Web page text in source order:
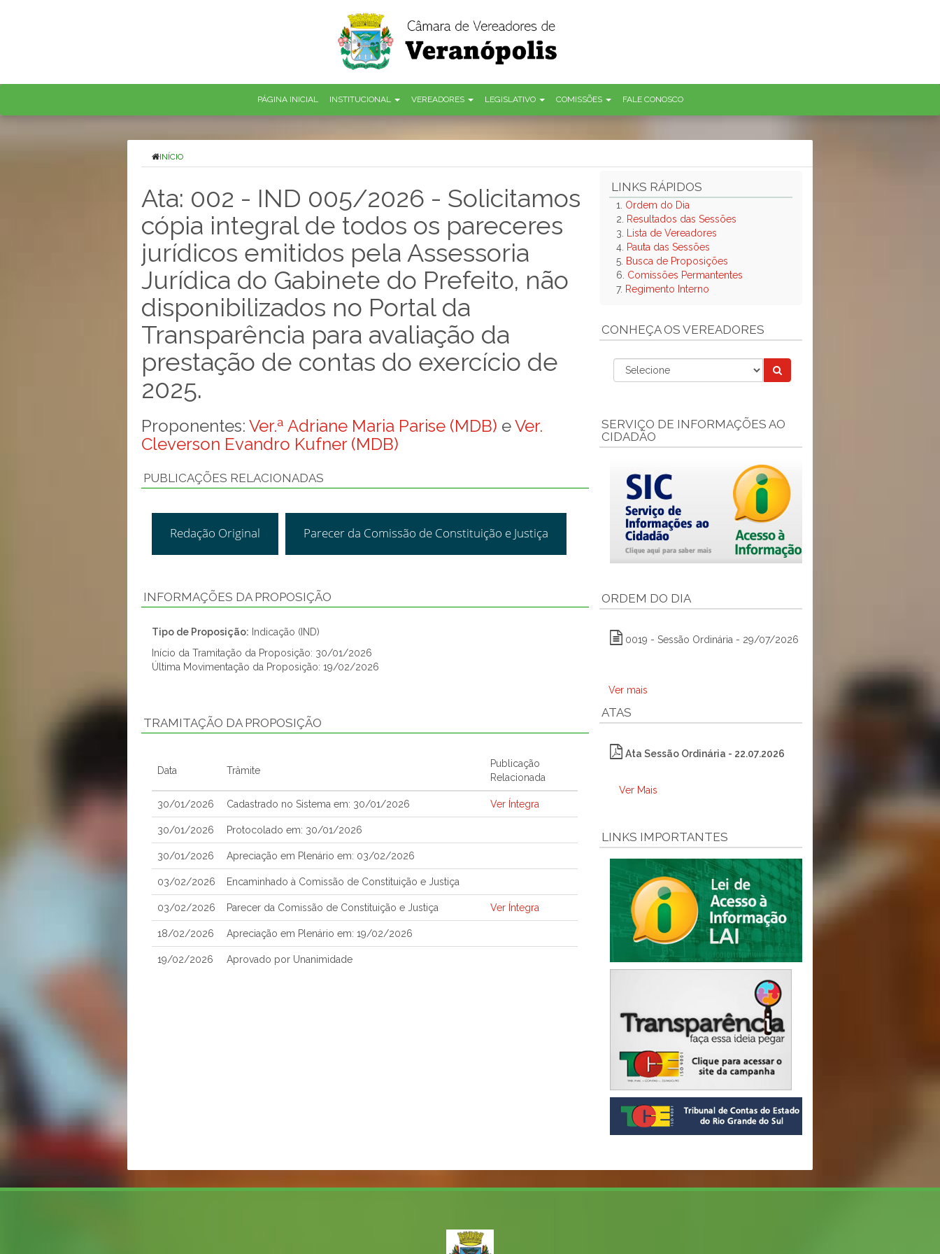
PÁGINA INICIAL INSTITUCIONAL VEREADORES LEGISLATIVO COMISSÕES FALE CONOSCO
INÍCIO
Ata: 002 - IND 005/2026 - Solicitamos
cópia integral de todos os pareceres
jurídicos emitidos pela Assessoria
Jurídica do Gabinete do Prefeito, não
disponibilizados no Portal da
Transparência para avaliação da
prestação de contas do exercício de
2025.
Proponentes: Ver.ª Adriane Maria Parise (MDB) eVer.
Cleverson Evandro Kufner (MDB)
PUBLICAÇÕES RELACIONADAS
Redação Original Parecer da Comissão de Constituição e Justiça
INFORMAÇÕES DA PROPOSIÇÃO
Tipo de Proposição: Indicação (IND)
Início da Tramitação da Proposição: 30/01/2026
Última Movimentação da Proposição: 19/02/2026
TRAMITAÇÃO DA PROPOSIÇÃO
Data Trâmite
Publicação
Relacionada
30/01/2026 Cadastrado no Sistema em: 30/01/2026 Ver Íntegra
30/01/2026 Protocolado em: 30/01/2026
30/01/2026 Apreciação em Plenário em: 03/02/2026
03/02/2026 Encaminhado à Comissão de Constituição e Justiça
03/02/2026 Parecer da Comissão de Constituição e Justiça Ver Íntegra
18/02/2026 Apreciação em Plenário em: 19/02/2026
19/02/2026 Aprovado por Unanimidade
LINKS RÁPIDOS
1. Ordem do Dia
2.
Resultados das Sessões
3.
Lista de Vereadores
4. Pauta das Sessões
5. Busca de Proposições
6. Comissões Permantentes
7. Regimento Interno
CONHEÇA OS VEREADORES
SERVIÇO DE INFORMAÇÕES AO
CIDADÃO
ORDEM DO DIA
0019 - Sessão Ordinária - 29/07/2026
Ver mais
ATAS
Ata Sessão Ordinária - 22.07.2026
Ver Mais
LINKS IMPORTANTES